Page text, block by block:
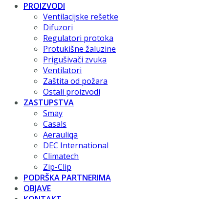
PROIZVODI
Ventilacijske rešetke
Difuzori
Regulatori protoka
Protukišne žaluzine
Prigušivači zvuka
Ventilatori
Zaštita od požara
Ostali proizvodi
ZASTUPSTVA
Smay
Casals
Aerauliqa
DEC International
Climatech
Zip-Clip
PODRŠKA PARTNERIMA
OBJAVE